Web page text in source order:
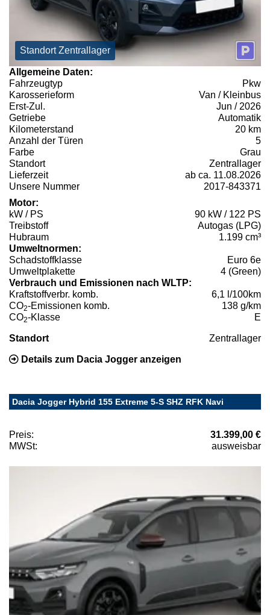
Standort Zentrallager
Allgemeine Daten:
Fahrzeugtyp
Pkw
Karosserieform
Van / Kleinbus
Erst-Zul.
Jun / 2026
Getriebe
Automatik
Kilometerstand
20 km
Anzahl der Türen
5
Farbe
Grau
Standort
Zentrallager
Lieferzeit
ab ca. 11.08.2026
Unsere Nummer
2017-843371
Motor:
kW / PS
90 kW / 122 PS
Treibstoff
Autogas (LPG)
Hubraum
1.199 cm³
Umweltnormen:
Schadstoffklasse
Euro 6e
Umweltplakette
4 (Green)
Verbrauch und Emissionen nach WLTP:
Kraftstoffverbr. komb.
6,1 l/100km
CO2-Emissionen komb.
138 g/km
CO2-Klasse E
Standort Zentrallager
Details zum Dacia Jogger anzeigen
Dacia Jogger Hybrid 155 Extreme 5-S SHZ RFK Navi
Preis:
31.399,00 €
MWSt:
ausweisbar